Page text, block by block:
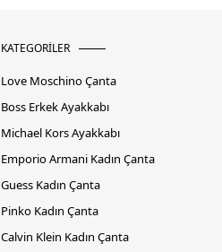
KATEGORİLER
Love Moschino Çanta
Boss Erkek Ayakkabı
Michael Kors Ayakkabı
Emporio Armani Kadın Çanta
Guess Kadın Çanta
Pinko Kadın Çanta
Calvin Klein Kadın Çanta